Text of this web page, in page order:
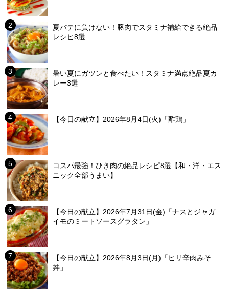
夏バテに負けない！豚肉でスタミナ補給できる絶品
レシピ8選
暑い夏にガツンと食べたい！スタミナ満点絶品夏カ
レー3選
【今日の献立】2026年8月4日(火)「酢鶏」
コスパ最強！ひき肉の絶品レシピ8選【和・洋・エス
ニック全部うまい】
【今日の献立】2026年7月31日(金)「ナスとジャガ
イモのミートソースグラタン」
【今日の献立】2026年8月3日(月)「ピリ辛肉みそ
丼」